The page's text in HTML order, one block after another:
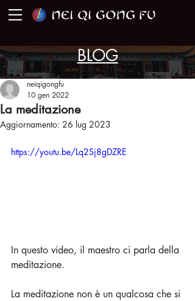
BLOG
La meditazione
neiqigongfu
10 gen 2022
Aggiornamento: 26 lug 2023
https://youtu.be/Lq2Sj8gDZRE
In questo video, il maestro ci parla della
meditazione.
La meditazione non è un qualcosa che si